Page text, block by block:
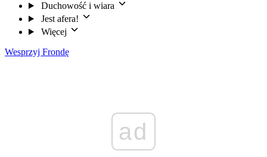
Duchowość i wiara
Jest afera!
Więcej
Wesprzyj Frondę
ad